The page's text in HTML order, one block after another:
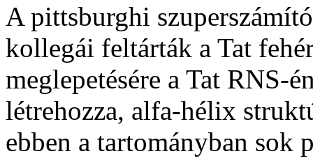
A pittsburghi
kollegái feltárták a Tat
meglepetésére a Tat RNS-
létrehozza, alfa-hélix
ebben a tartományban sok